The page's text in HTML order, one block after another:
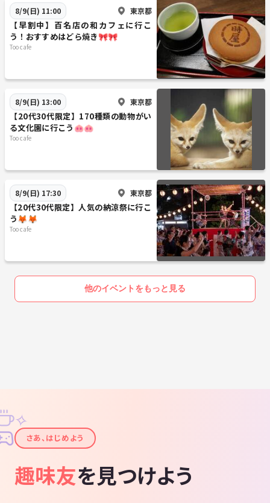
8/9(日) 11:00 東京都
【早割中】百名店の和カフェに行こ
う！おすすめはどら焼き🎀🎀
Too cafe
8/9(日) 13:00 東京都
【20代30代限定】170種類の動物がい
る文化園に行こう🐽🐽
Too cafe
8/9(日) 17:30 東京都
【20代30代限定】人気の納涼祭に行こ
う🦊🦊
Too cafe
他のイベントをもっと見る
✦
✧
さあ、はじめよう
趣味友を見つけよう